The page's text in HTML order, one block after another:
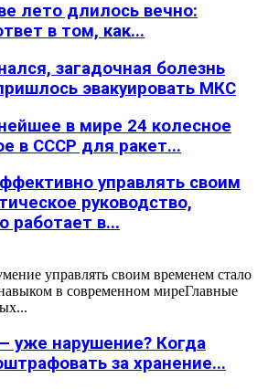
лето длилось вечно:
в том, как...
загадочная болезнь
эвакуировать МКС
в мире 24 колесное
в СССР для ракет...
управлять своим
руководство,
работает в...
управлять своим временем стало
в современном миреГлавные
уже нарушение? Когда
за хранение...